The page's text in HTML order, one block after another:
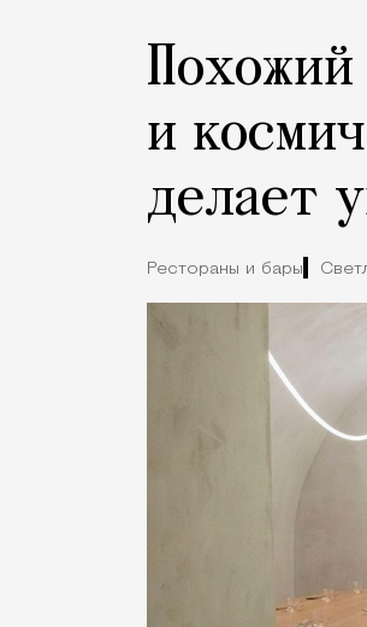
и
делает
Рестораны и бары